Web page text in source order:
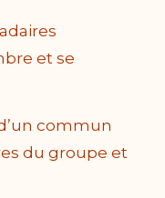
et se
commun
du groupe et